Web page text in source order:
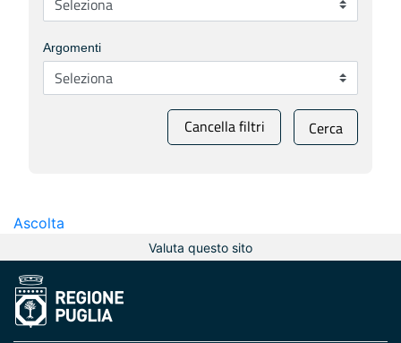
Argomenti
Cancella filtri Cerca
Ascolta
Valuta questo sito